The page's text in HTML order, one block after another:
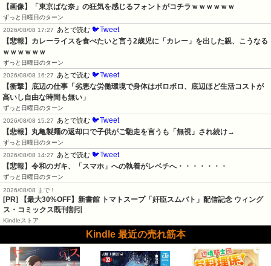
【画像】「東京ばな奈」の狂気を感じるフォントがコチラｗｗｗｗｗｗ
ずっと日曜日のターン
2026/08/08 17:27
あとで読む 🐦Tweet
【悲報】カレーライスを食べたいと言う2歳児に「カレー」を出した親、こうなる
ｗｗｗｗｗｗ
ずっと日曜日のターン
2026/08/08 16:27
あとで読む 🐦Tweet
【衝撃】底辺の仕事「劣悪な労働環境で身体はボロボロ、底辺ほど生活コストが
高いし自由な時間も無い」
ずっと日曜日のターン
2026/08/08 15:27
あとで読む 🐦Tweet
【悲報】丸亀製麺の返却口で子供がご馳走を言うも「無視」され続け→
ずっと日曜日のターン
2026/08/08 14:27
あとで読む 🐦Tweet
【悲報】令和のガキ、「スマホ」への執着がレベチへ・・・・・・・
ずっと日曜日のターン
2026/08/08 まで！
[PR] 【最大30%OFF】新書館 トマトスープ「奸臣スムバト」配信記念 ウィング
ス・コミックス既刊割引
Kindleストア
Kindle 最近の売れ筋本